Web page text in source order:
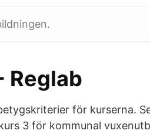
Reglab
för kurserna.
3 för kommunal